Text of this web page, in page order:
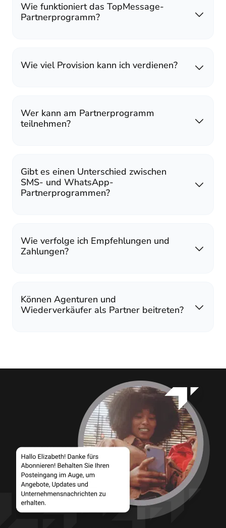
Wie funktioniert das TopMessage-
Partnerprogramm?
Wie viel Provision kann ich verdienen?
Wer kann am Partnerprogramm
teilnehmen?
Gibt es einen Unterschied zwischen
SMS- und WhatsApp-
Partnerprogrammen?
Wie verfolge ich Empfehlungen und
Zahlungen?
Können Agenturen und
Wiederverkäufer als Partner beitreten?